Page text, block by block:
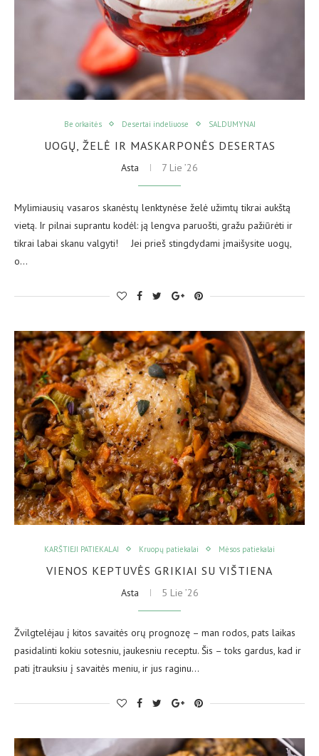
Be orkaitės Desertai indeliuose SALDUMYNAI
UOGŲ, ŽELĖ IR MASKARPONĖS DESERTAS
Asta 7 Lie ’26
Mylimiausių vasaros skanėstų lenktynėse želė užimtų tikrai aukštą
vietą. Ir pilnai suprantu kodėl: ją lengva paruošti, gražu pažiūrėti ir
tikrai labai skanu valgyti! ⠀ Jei prieš stingdydami įmaišysite uogų,
o…
KARŠTIEJI PATIEKALAI Kruopų patiekalai Mėsos patiekalai
VIENOS KEPTUVĖS GRIKIAI SU VIŠTIENA
Asta 5 Lie ’26
Žvilgtelėjau į kitos savaitės orų prognozę – man rodos, pats laikas
pasidalinti kokiu sotesniu, jaukesniu receptu. Šis – toks gardus, kad ir
pati įtrauksiu į savaitės meniu, ir jus raginu…